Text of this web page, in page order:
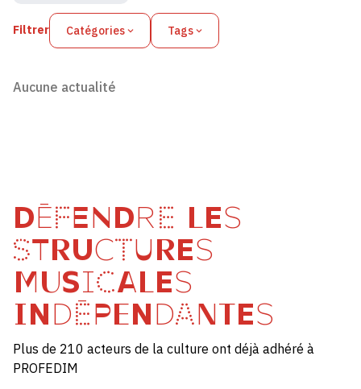
Filtrer Catégories Tags
Aucune actualité
DÉFENDRE LES
STRUCTURES
MUSICALES
INDÉPENDANTES
Plus de 210 acteurs de la culture ont déjà adhéré à
PROFEDIM